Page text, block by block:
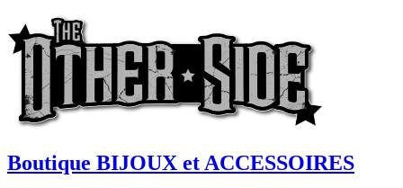
Boutique BIJOUX et ACCESSOIRES